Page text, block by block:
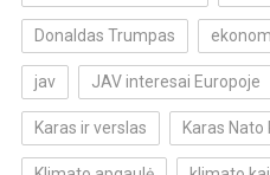
Donaldas Trumpas
jav JAV interesai Europoje
Karas ir verslas Karas Nato